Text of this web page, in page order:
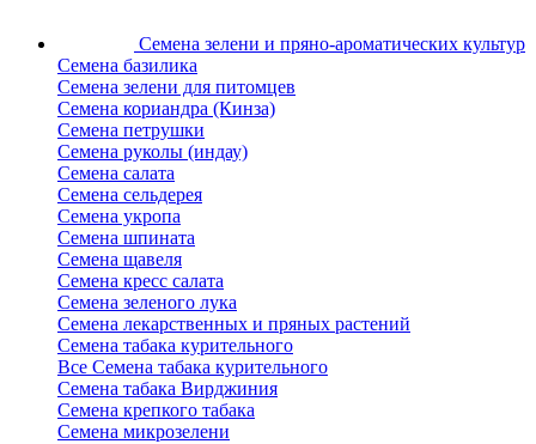
Семена зелени и пряно-ароматических культур
Семена базилика
Семена зелени для питомцев
Семена кориандра (Кинза)
Семена петрушки
Семена руколы (индау)
Семена салата
Семена сельдерея
Семена укропа
Семена шпината
Семена щавеля
Семена кресс салата
Семена зеленого лука
Семена лекарственных и пряных растений
Семена табака курительного
Все Семена табака курительного
Семена табака Вирджиния
Семена крепкого табака
Семена микрозелени